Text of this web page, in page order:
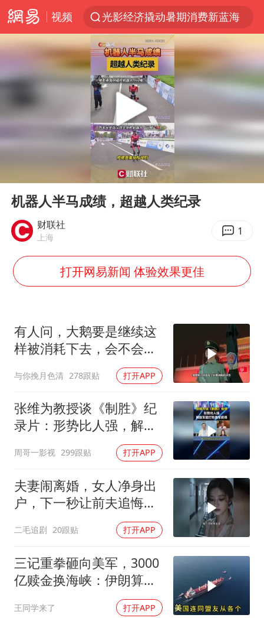
视频
光影经济撬动暑期消费新蓝海
以军士兵把枪口对准中国记者
河南警方公开征集黑恶犯罪线索
方桃子代言广告视频已下架
WTT横滨冠军赛女单四强国乒占三席
浙江省发出今年第2号指挥长令
央视新主播李秋莹孙亚鹏亮相
白海豚登陆前还将加强
河南刑案嫌犯被抓 逃窜时伤害多人
经常半夜醒要排查6种疾病
三警齐发！多地10级以上雷暴大风
乐享全民健身 共筑健康中国
Play
机器人半马成绩，超越人类纪录
财联社
上海 1
打开网易新闻 体验效果更佳
有人问，大鹅要是继续这
样被消耗下去，会不会灭
与你挽月色清 278跟贴 打开APP
张维为教授谈《制胜》纪
录片：形势比人强，解放
军能打败美军航母！
周哥一影视 299跟贴 打开APP
夫妻闹离婚，女人净身出
户，下一秒让前夫追悔莫
二毛追剧 20跟贴 打开APP
三记重拳砸向美军，3000
亿赎金换海峡：伊朗算准
王同学来了 打开APP